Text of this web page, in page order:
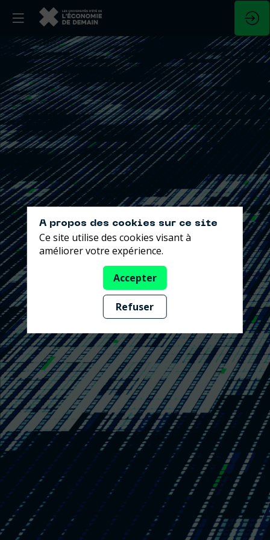
A propos des cookies sur ce site
Ce site utilise des cookies visant à
améliorer votre expérience.
Accepter
Refuser